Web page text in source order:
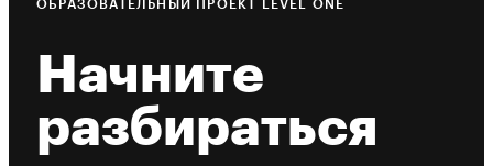
ОБРАЗОВАТЕЛЬНЫЙ ПРОЕКТ LEVEL ONE
Начните
разбираться